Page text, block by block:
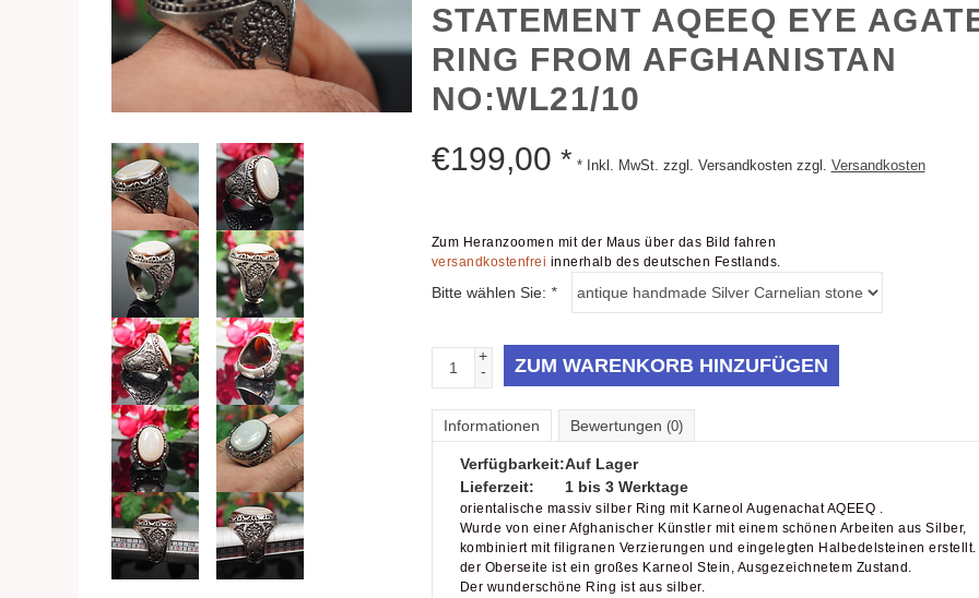
STATEMENT AQEEQ EYE
RING FROM AFGHANISTAN
NO:WL21/10
€199,00 * * Inkl. MwSt. zzgl. Versandkosten zzgl. Versandkosten
Zum Heranzoomen mit der Maus über das Bild fahren
versandkostenfrei innerhalb des deutschen Festlands.
Bitte wählen Sie: *
+
-
ZUM WARENKORB HINZUFÜGEN
Informationen Bewertungen (0)
Verfügbarkeit:Auf Lager
Lieferzeit:
1 bis 3 Werktage
orientalische massiv silber Ring mit Karneol Augenachat AQEEQ .
Wurde von einer Afghanischer Künstler mit einem schönen Arbeiten aus Silber,
kombiniert mit filigranen Verzierungen und eingelegten Halbedelsteinen erstellt.
der Oberseite ist ein großes Karneol Stein, Ausgezeichnetem Zustand.
Der wunderschöne Ring ist aus silber.